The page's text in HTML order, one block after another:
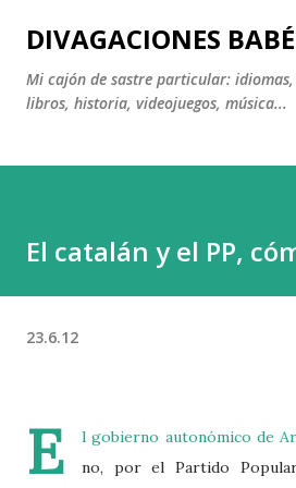
Ir al contenido
DIVAGACIONES
Mi cajón de sastre particular: idiomas,
libros, historia, videojuegos, música...
El catalán y el PP,
23.6.12
E
l gobierno autonómico de
no, por el Partido